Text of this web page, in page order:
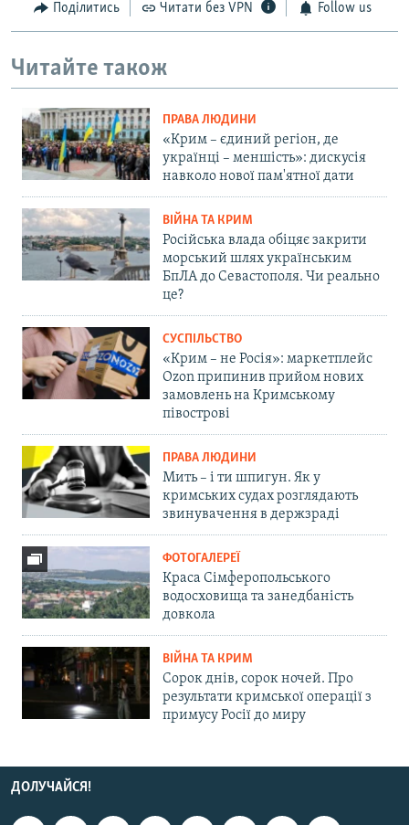
Поділитись Читати без VPN Follow us
Читайте також
ПРАВА ЛЮДИНИ
«Крим – єдиний регіон, де
українці – меншість»: дискусія
навколо нової пам'ятної дати
ВІЙНА ТА КРИМ
Російська влада обіцяє закрити
морський шлях українським
БпЛА до Севастополя. Чи реально
це?
СУСПІЛЬСТВО
«Крим – не Росія»: маркетплейс
Ozon припинив прийом нових
замовлень на Кримському
півострові
ПРАВА ЛЮДИНИ
Мить – і ти шпигун. Як у
кримських судах розглядають
звинувачення в держзраді
ФОТОГАЛЕРЕЇ
Краса Сімферопольського
водосховища та занедбаність
довкола
ВІЙНА ТА КРИМ
Сорок днів, сорок ночей. Про
результати кримської операції з
примусу Росії до миру
ДОЛУЧАЙСЯ!